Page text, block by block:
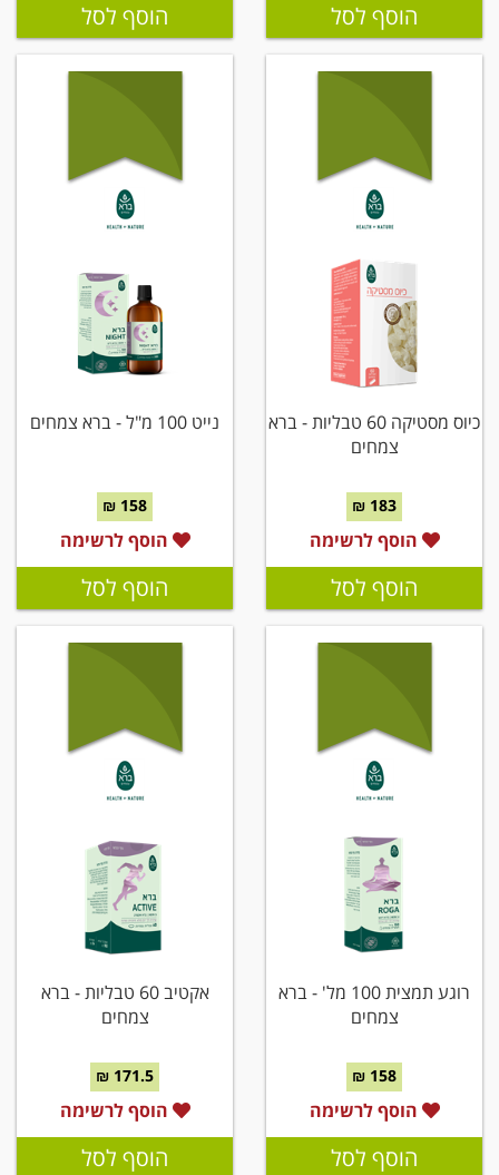
הוסף לסל הוסף לסל
כיוס מסטיקה 60 טבליות - ברא
צמחים
183 ₪
הוסף לרשימה
הוסף לסל
נייט 100 מ"ל - ברא צמחים
158 ₪
הוסף לרשימה
הוסף לסל
רוגע תמצית 100 מל' - ברא
צמחים
158 ₪
הוסף לרשימה
הוסף לסל
אקטיב 60 טבליות - ברא
צמחים
171.5 ₪
הוסף לרשימה
הוסף לסל